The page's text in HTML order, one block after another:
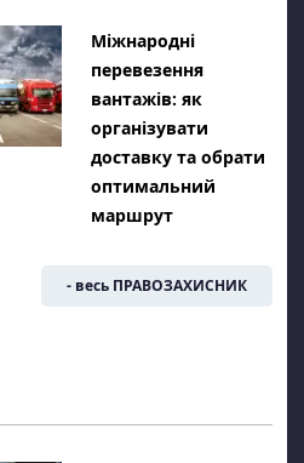
Міжнародні
перевезення
вантажів: як
організувати
доставку та обрати
оптимальний
маршрут
- весь ПРАВОЗАХИСНИК